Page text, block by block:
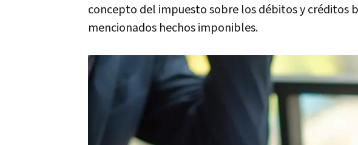
concepto del impuesto sobre los débitos y créditos
mencionados hechos imponibles.